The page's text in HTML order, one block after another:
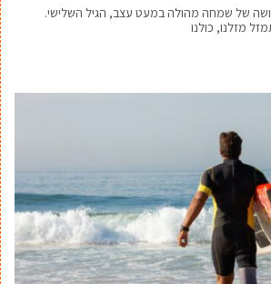
של שמחה מהולה במעט עצב, הגיל השלישי.
מזלנו, כולנו